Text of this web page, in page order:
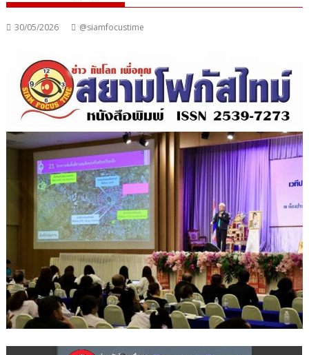
30/05/2026 @siamfocustime